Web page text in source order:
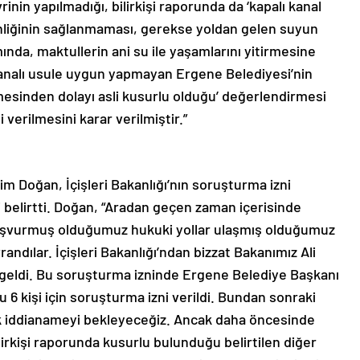
yapılmadığı, bilirkişi raporunda da ‘kapalı kanal
sağlanmaması, gerekse yoldan gelen suyun
maktullerin ani su ile yaşamlarını yitirmesine
usule uygun yapmayan Ergene Belediyesi’nin
dolayı asli kusurlu olduğu’ değerlendirmesi
verilmesini karar verilmiştir.”
Doğan, İçişleri Bakanlığı’nın soruşturma izni
Doğan, “Aradan geçen zaman içerisinde
olduğumuz hukuki yollar ulaşmış olduğumuz
İçişleri Bakanlığı’ndan bizzat Bakanımız Ali
Bu soruşturma izninde Ergene Belediye Başkanı
6 kişi için soruşturma izni verildi. Bundan sonraki
iddianameyi bekleyeceğiz. Ancak daha öncesinde
raporunda kusurlu bulunduğu belirtilen diğer